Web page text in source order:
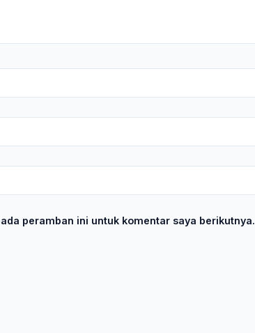
peramban ini untuk komentar saya berikutnya.